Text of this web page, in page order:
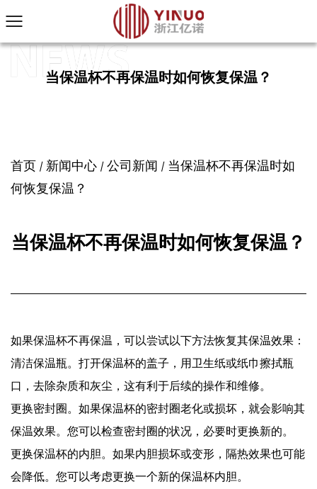
当保温杯不再保温时如何恢复保温？
首页 / 新闻中心 / 公司新闻 / 当保温杯不再保温时如
何恢复保温？
当保温杯不再保温时如何恢复保温？
如果保温杯不再保温，可以尝试以下方法恢复其保温效果：
清洁保温瓶。打开保温杯的盖子，用卫生纸或纸巾擦拭瓶
口，去除杂质和灰尘，这有利于后续的操作和维修。
更换密封圈。如果保温杯的密封圈老化或损坏，就会影响其
保温效果。您可以检查密封圈的状况，必要时更换新的。
更换保温杯的内胆。如果内胆损坏或变形，隔热效果也可能
会降低。您可以考虑更换一个新的保温杯内胆。